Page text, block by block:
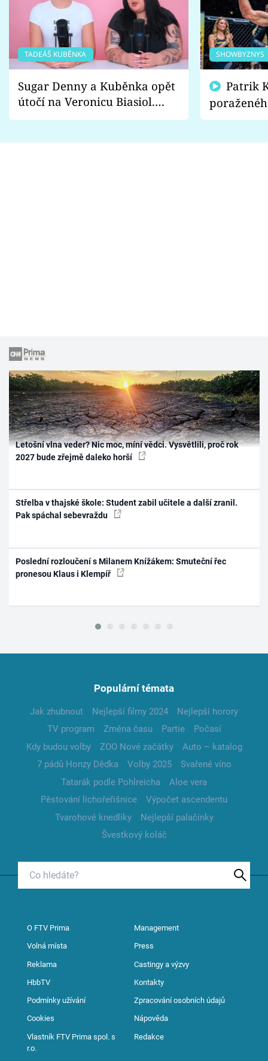
TADEÁŠ KUBĚNKA
Sugar Denny a Kuběnka opět
útočí na Veronicu Biasiol.
Proč je podle nich falešná a
SHOWBYZNYS
fanoušci
Letošní vlna veder? Nic moc, míní vědci. Vysvětlili, proč rok
2027 bude zřejmě daleko horší
Střelba v thajské škole: Student zabil učitele a další zranil.
Pak spáchal sebevraždu
Poslední rozloučení s Milanem Knížákem: Smuteční řec
pronesou Klaus i Klempíř
Populární témata
Jak zhubnout Nejlepší filmy 2024
Nejlepší horory
TV program
Změna času Partie
Počasí
Kdy budou volby
ZOO Nové začátky
Auto – katalog
7 pádů Honzy Dědka
Volby 2025
Svařené víno
Tatarák podle Pohlreicha
Aloe vera
Pěstování lichořeřišnice
Výpočet ascendentu
Tvarohové knedlíky
Nejlepší palačinky
Švestkový koláč
O FTV Prima Management
Volná místa Press
Reklama Castingy a výzvy
HbbTV Kontakty
Podmínky užívání Zpracování osobních údajů
Cookies Nápověda
Vlastník FTV Prima spol. s
r.o.
Redakce